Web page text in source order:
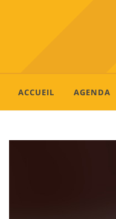
ACCUEIL AGENDA